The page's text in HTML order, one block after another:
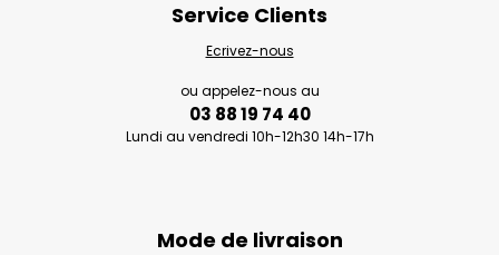
Mode de livraison
Service Clients
Ecrivez-nous
ou appelez-nous au
03 88 19 74 40
Lundi au vendredi 10h-12h30 14h-17h